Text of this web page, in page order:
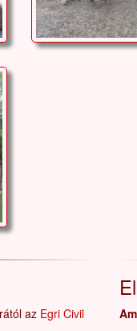
az Egri Civil